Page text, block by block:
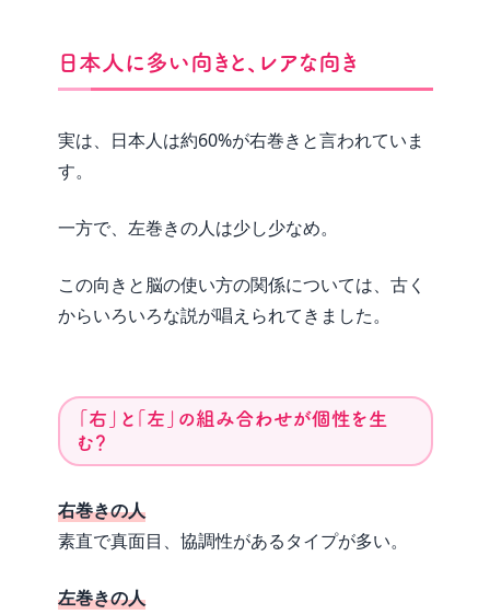
日本人に多い向きと、レアな向き
実は、日本人は約60%が右巻きと言われていま
す。
一方で、左巻きの人は少し少なめ。
この向きと脳の使い方の関係については、古く
からいろいろな説が唱えられてきました。
「右」と「左」の組み合わせが個性を生
む？
右巻きの人
素直で真面目、協調性があるタイプが多い。
左巻きの人